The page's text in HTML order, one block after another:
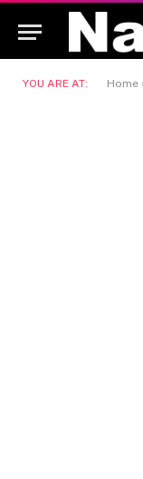
YOU ARE AT: Home